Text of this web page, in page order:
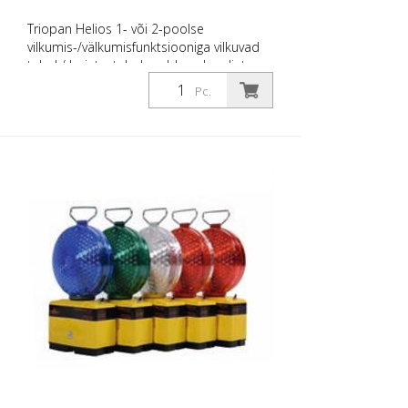
Triopan Helios 1- või 2-poolse
vilkumis-/välkumisfunktsiooniga vilkuvad
tuled / hoiatustuled avaldavad muljet
oma lihtsa toimimise ja äärmise
vastupidavusega. Need on saadaval ka
ja kolmekordse välguga Kahe aku korpus
(ilma hoidikuta), suur klamber, Super LED
äärmiselt kõrge energiatõhususe ja
elueaga, ei vaja lambivahetust Tehnilised
andmed: Valgustugevus 270 cd, valguse
värvus kollane, vilkumiskiirus 60
vilkumist/min. Tööaeg koos
patareivarustusega temperatuuril 20
kraadi Celsiuse järgi: Kuivakuupatarei tüüp
Pc.